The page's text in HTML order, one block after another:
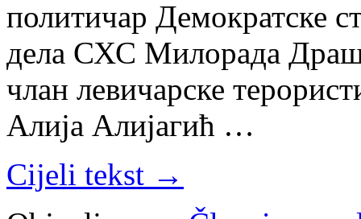
политичар Демократске
дела СХС Милорада
члан левичарске
Алија Алијагић …
Cijeli tekst →